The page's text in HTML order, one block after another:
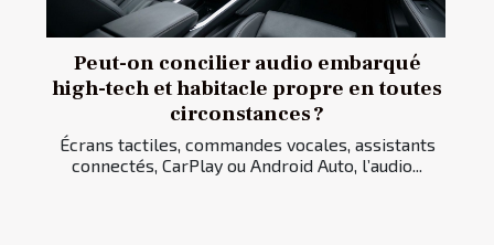
Peut-on concilier audio embarqué
high-tech et habitacle propre en toutes
circonstances ?
Écrans tactiles, commandes vocales, assistants
connectés, CarPlay ou Android Auto, l’audio...